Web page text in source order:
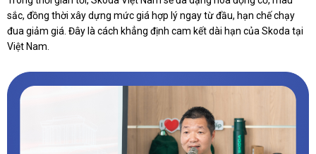
sắc, đồng thời xây dựng mức giá hợp lý ngay từ đầu, hạn chế chạy
đua giảm giá. Đây là cách khẳng định cam kết dài hạn của Skoda tại
Việt Nam.